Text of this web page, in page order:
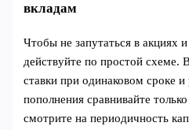
вкладам
Чтобы не запутаться в акциях
действуйте по простой схеме.
ставки при одинаковом сроке
пополнения сравнивайте
смотрите на периодичность